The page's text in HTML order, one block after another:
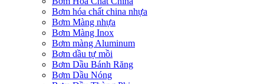
Bơm hóa chất china nhựa
Bơm Màng nhựa
Bơm Màng Inox
Bơm màng Aluminum
Bơm dầu tự mồi
Bơm Dầu Bánh Răng
Bơm Dầu Nóng